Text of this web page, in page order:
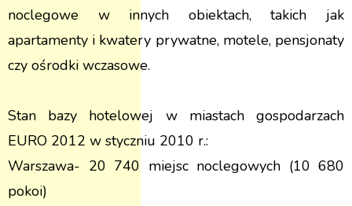
noclegowe w innych obiektach, takich jak
apartamenty i kwatery prywatne, motele, pensjonaty
czy ośrodki wczasowe.
Stan bazy hotelowej w miastach gospodarzach
EURO 2012 w styczniu 2010 r.:
Warszawa- 20 740 miejsc noclegowych (10 680
pokoi)